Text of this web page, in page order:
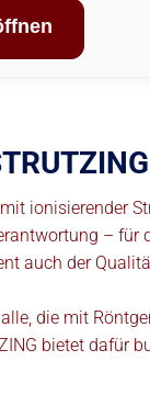
ionisierender
–
auch der
die mit
bietet dafür